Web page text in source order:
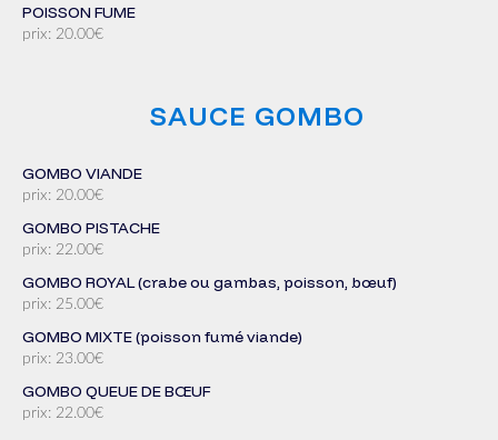
POISSON FUME
prix: 20.00€
SAUCE GOMBO
GOMBO VIANDE
prix: 20.00€
GOMBO PISTACHE
prix: 22.00€
GOMBO ROYAL (crabe ou gambas, poisson, bœuf)
prix: 25.00€
GOMBO MIXTE (poisson fumé viande)
prix: 23.00€
GOMBO QUEUE DE BŒUF
prix: 22.00€